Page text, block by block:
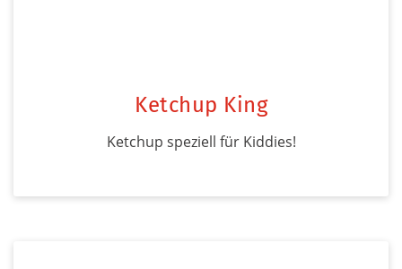
Ketchup King
Ketchup speziell für Kiddies!